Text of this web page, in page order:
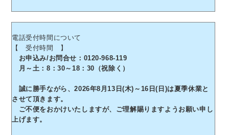
電話受付時間について
【 受付時間 】
お申込み/お問合せ：0120-968-119
月～土：8：30～18：30（祝除く）
誠に勝手ながら、2026年8月13日(木)～16日(日)は夏季休業と
させて頂きます。
ご不便をおかけいたしますが、ご理解賜りますようお願い申し
上げます。